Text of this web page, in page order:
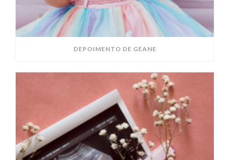
DEPOIMENTO DE GEANE